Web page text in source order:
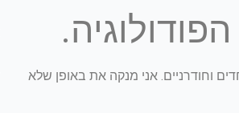
וחודרניים. אני מנקה את באופן שלא